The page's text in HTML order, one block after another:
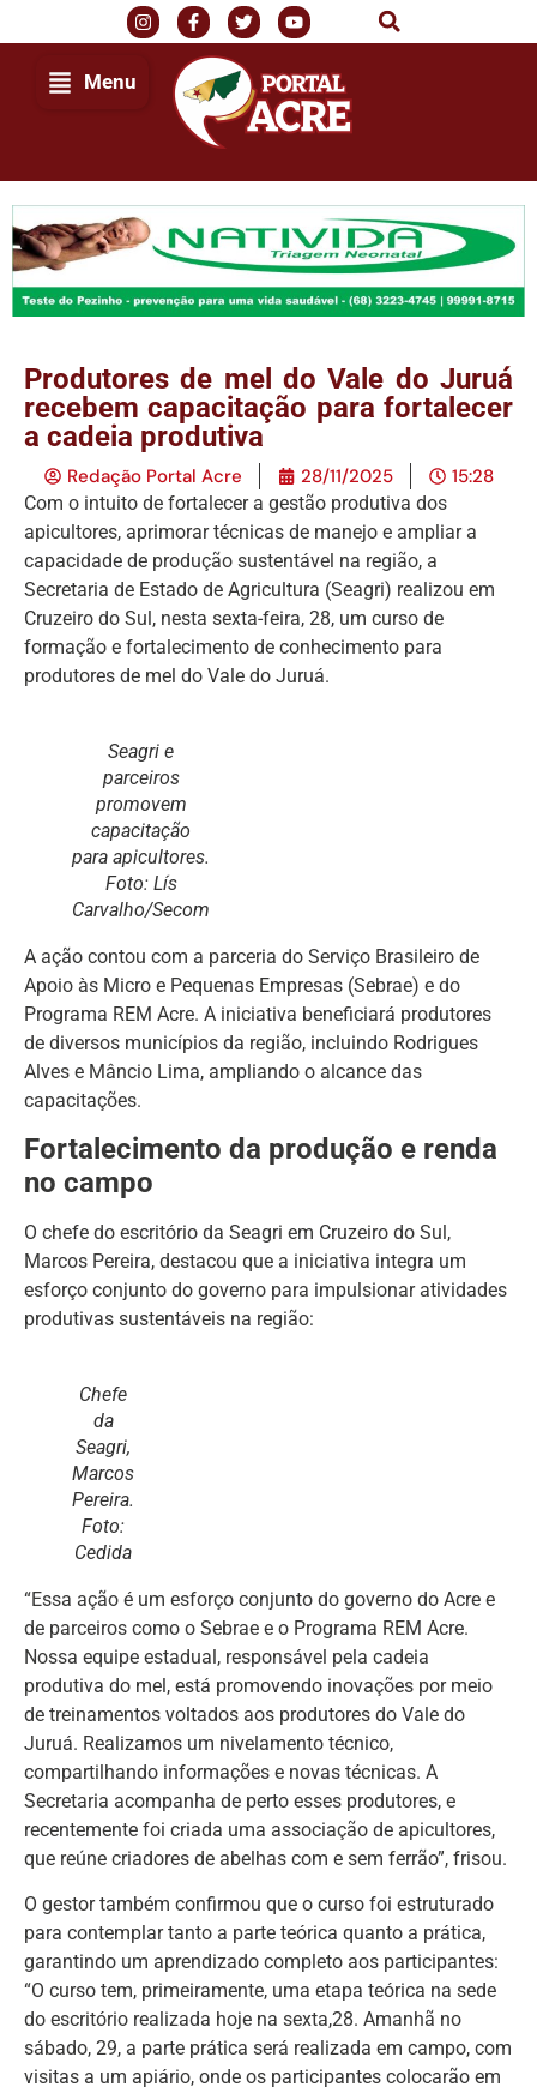
Menu
Produtores de mel do Vale do Juruá
recebem capacitação para fortalecer
a cadeia produtiva
Redação Portal Acre 28/11/2025 15:28
Com o intuito de fortalecer a gestão produtiva dos
apicultores, aprimorar técnicas de manejo e ampliar a
capacidade de produção sustentável na região, a
Secretaria de Estado de Agricultura (Seagri) realizou em
Cruzeiro do Sul, nesta sexta-feira, 28, um curso de
formação e fortalecimento de conhecimento para
produtores de mel do Vale do Juruá.
Seagri e
parceiros
promovem
capacitação
para apicultores.
Foto: Lís
Carvalho/Secom
A ação contou com a parceria do Serviço Brasileiro de
Apoio às Micro e Pequenas Empresas (Sebrae) e do
Programa REM Acre. A iniciativa beneficiará produtores
de diversos municípios da região, incluindo Rodrigues
Alves e Mâncio Lima, ampliando o alcance das
capacitações.
Fortalecimento da produção e renda
no campo
O chefe do escritório da Seagri em Cruzeiro do Sul,
Marcos Pereira, destacou que a iniciativa integra um
esforço conjunto do governo para impulsionar atividades
produtivas sustentáveis na região:
Chefe
da
Seagri,
Marcos
Pereira.
Foto:
Cedida
“Essa ação é um esforço conjunto do governo do Acre e
de parceiros como o Sebrae e o Programa REM Acre.
Nossa equipe estadual, responsável pela cadeia
produtiva do mel, está promovendo inovações por meio
de treinamentos voltados aos produtores do Vale do
Juruá. Realizamos um nivelamento técnico,
compartilhando informações e novas técnicas. A
Secretaria acompanha de perto esses produtores, e
recentemente foi criada uma associação de apicultores,
que reúne criadores de abelhas com e sem ferrão”, frisou.
O gestor também confirmou que o curso foi estruturado
para contemplar tanto a parte teórica quanto a prática,
garantindo um aprendizado completo aos participantes:
“O curso tem, primeiramente, uma etapa teórica na sede
do escritório realizada hoje na sexta,28. Amanhã no
sábado, 29, a parte prática será realizada em campo, com
visitas a um apiário, onde os participantes colocarão em